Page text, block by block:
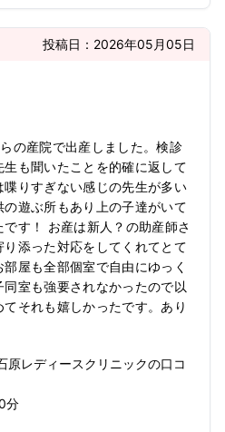
投稿日： 2026年05月05日
の産院で出産しました。検診
も聞いたことを的確に返して
喋りすぎない感じの先生が多い
遊ぶ所もあり上の子達がいて
す！ お産は新人？の助産師さ
添った対応をしてくれてとて
屋も全部個室で自由にゆっく
室も強要されなかったので以
それも嬉しかったです。あり
原レディースクリニックの口コ
分